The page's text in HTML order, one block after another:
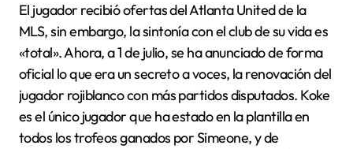
El jugador recibió ofertas del Atlanta United de la
MLS, sin embargo, la sintonía con el club de su vida es
«total». Ahora, a 1 de julio, se ha anunciado de forma
oficial lo que era un secreto a voces, la renovación del
jugador rojiblanco con más partidos disputados. Koke
es el único jugador que ha estado en la plantilla en
todos los trofeos ganados por Simeone, y de